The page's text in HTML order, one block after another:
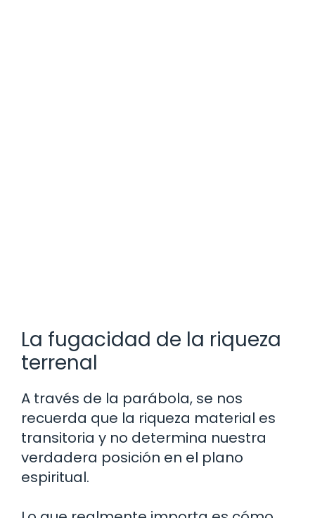
La fugacidad de la riqueza
terrenal
A través de la parábola, se nos
recuerda que la riqueza material es
transitoria y no determina nuestra
verdadera posición en el plano
espiritual.